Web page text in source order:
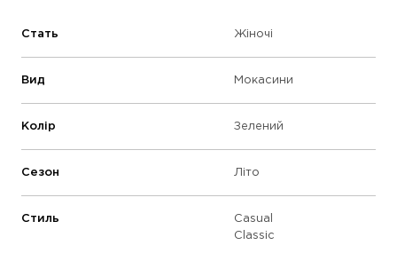
Стать Жіночі
Вид Мокасини
Колір Зелений
Сезон Літо
Стиль
Casual
Classic